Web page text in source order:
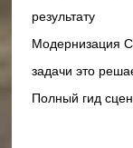
результату
Модернизация
задачи это
Полный гид